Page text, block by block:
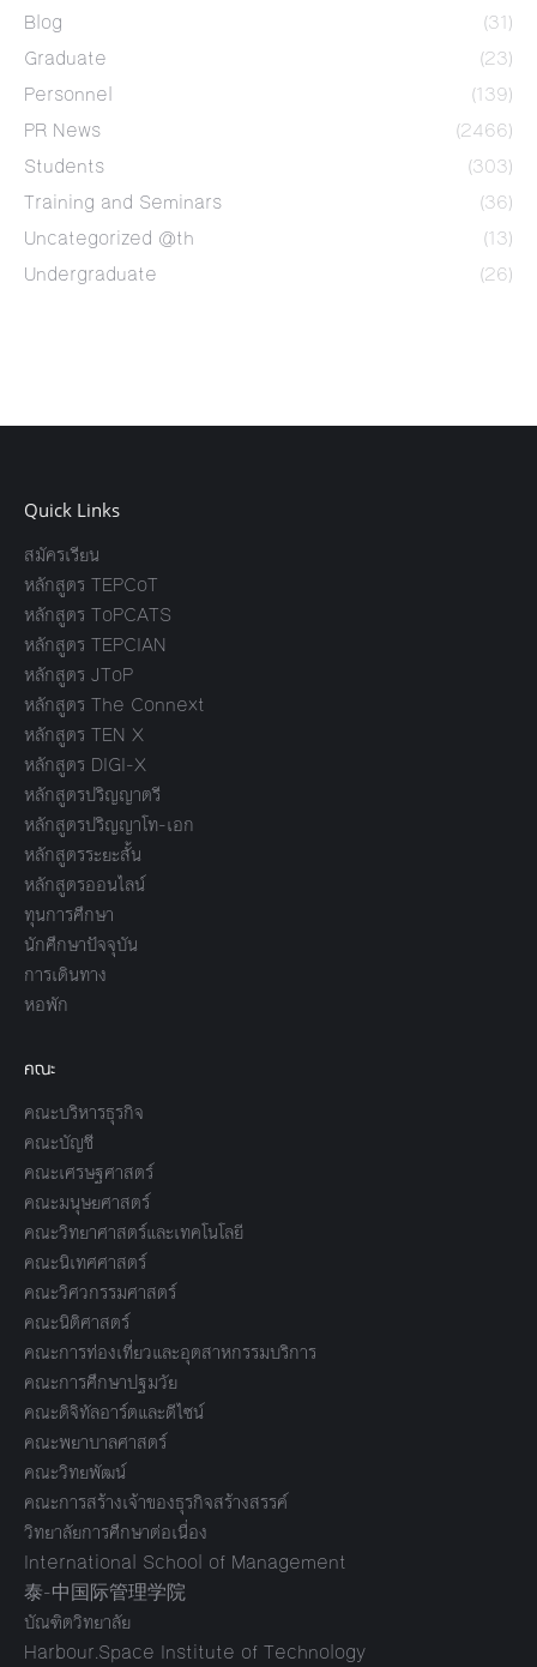
Blog
(31)
Graduate
(23)
Personnel
(139)
PR News
(2466)
Students
(303)
Training and Seminars
(36)
Uncategorized @th
(13)
Undergraduate
(26)
Quick Links
สมัครเรียน
หลักสูตร TEPCoT
หลักสูตร ToPCATS
หลักสูตร TEPCIAN
หลักสูตร JToP
หลักสูตร The Connext
หลักสูตร TEN X
หลักสูตร DIGI-X
หลักสูตรปริญญาตรี
หลักสูตรปริญญาโท-เอก
หลักสูตรระยะสั้น
หลักสูตรออนไลน์
ทุนการศึกษา
นักศึกษาปัจจุบัน
การเดินทาง
หอพัก
คณะ
คณะบริหารธุรกิจ
คณะบัญชี
คณะเศรษฐศาสตร์
คณะมนุษยศาสตร์
คณะวิทยาศาสตร์และเทคโนโลยี
คณะนิเทศศาสตร์
คณะวิศวกรรมศาสตร์
คณะนิติศาสตร์
คณะการท่องเที่ยวและอุตสาหกรรมบริการ
คณะการศึกษาปฐมวัย
คณะดิจิทัลอาร์ตและดีไซน์
คณะพยาบาลศาสตร์
คณะวิทยพัฒน์
คณะการสร้างเจ้าของธุรกิจสร้างสรรค์
วิทยาลัยการศึกษาต่อเนื่อง
International School of Management
泰-中国际管理学院
บัณฑิตวิทยาลัย
Harbour.Space Institute of Technology